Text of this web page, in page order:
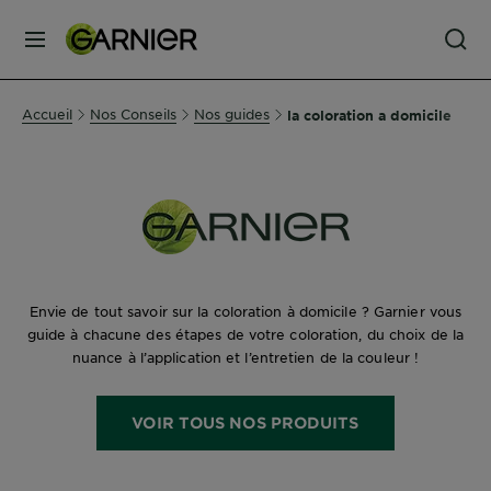
MENU
SOINS
COLORATION
SERVICES
Accueil Nos Conseils Nos guides la coloration a domicile
Envie de tout savoir sur la coloration à domicile ? Garnier vous
guide à chacune des étapes de votre coloration, du choix de la
nuance à l’application et l’entretien de la couleur !
VOIR TOUS NOS PRODUITS